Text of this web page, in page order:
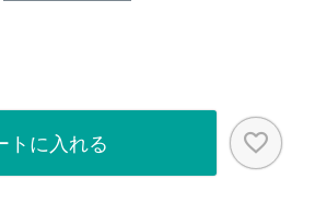
トに入れる